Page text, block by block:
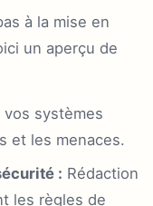
à la mise en
un aperçu de
vos systèmes
et les menaces.
: Rédaction
les règles de